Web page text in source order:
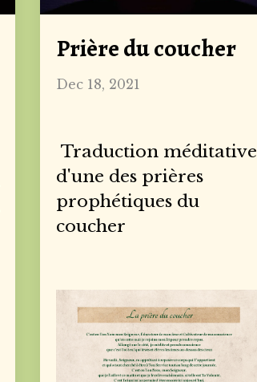
Prière du coucher
Dec 18, 2021
Traduction méditative
d'une des prières
prophétiques du
coucher